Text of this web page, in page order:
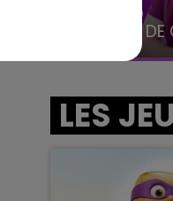
10h00 - 14h00
LE TICKET
LES